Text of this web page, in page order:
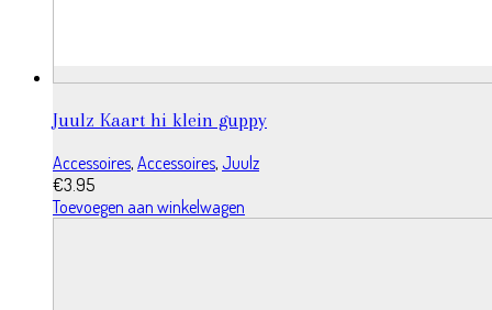
Juulz Kaart hi klein guppy
Accessoires, Accessoires, Juulz
€3.95
Toevoegen aan winkelwagen